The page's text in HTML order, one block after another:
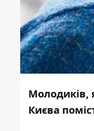
Молодиків,
Києва